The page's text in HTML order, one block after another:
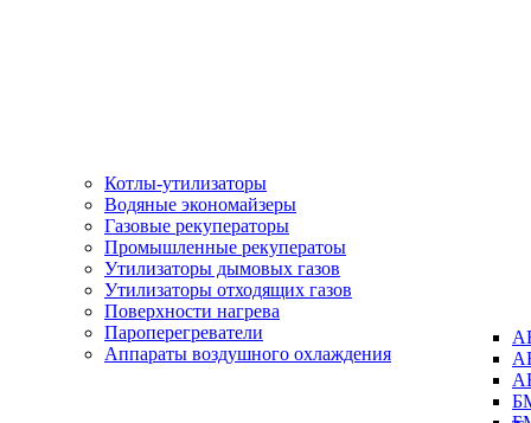
Котлы-утилизаторы
Водяные экономайзеры
Газовые рекуператоры
Промышленные рекуператоы
Утилизаторы дымовых газов
Утилизаторы отходящих газов
Поверхности нагрева
Пароперегреватели
Аппараты воздушного охлаждения